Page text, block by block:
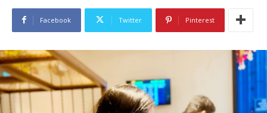
Facebook Twitter Pinterest